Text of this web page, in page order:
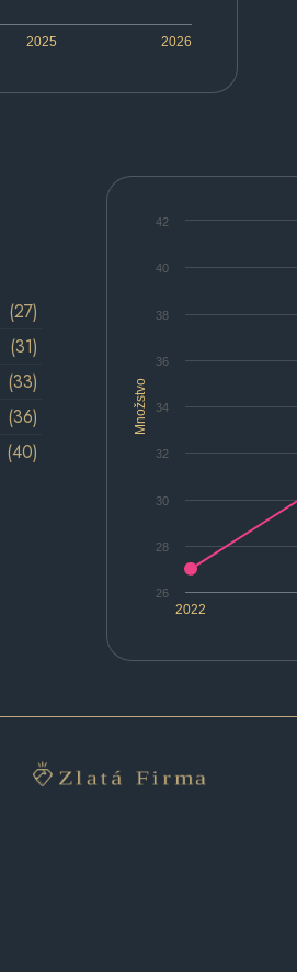
2025 2026
Množstvo
2022
26
28
30
32
34
36
38
40
42
(27)
(31)
(33)
(36)
(40)